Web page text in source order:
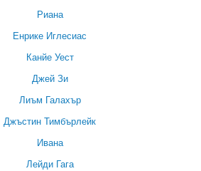
Риана
Енрике Иглесиас
Канйе Уест
Джей Зи
Лиъм Галахър
Джъстин Тимбърлейк
Ивана
Лейди Гага